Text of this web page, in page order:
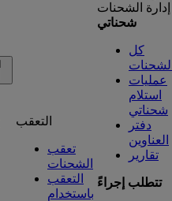
التعقب
تعقب
الشحنات
التعقب
باستخدام
إدارة الشحنات
شحناتي
كل
عمليات
استلام
شحناتي
دفتر
العناوين
تقارير
تتطلب إجراءً